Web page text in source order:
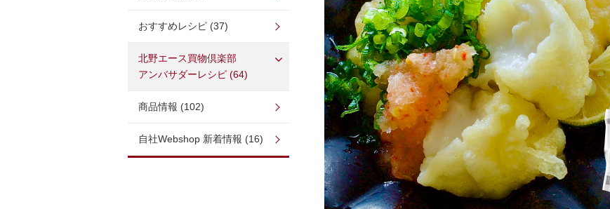
おすすめレシピ (37)
北野エース買物倶楽部
アンバサダーレシピ (64)
商品情報 (102)
自社Webshop 新着情報 (16)